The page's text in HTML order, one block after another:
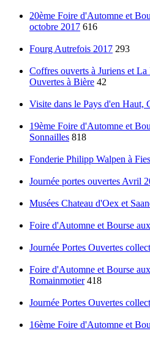
20ème Foire d'Automne et
octobre 2017 616
Fourg Autrefois 2017 293
Coffres ouverts à Juriens et La
Ouvertes à Bière 42
Visite dans le Pays d'en Haut,
19ème Foire d'Automne et
Sonnailles 818
Fonderie Philipp Walpen à
Journée portes ouvertes Avril
Musées Chateau d'Oex et
Foire d'Automne et Bourse
Journée Portes Ouvertes
Foire d'Automne et Bourse
Romainmotier 418
Journée Portes Ouvertes
16ème Foire d'Automne et